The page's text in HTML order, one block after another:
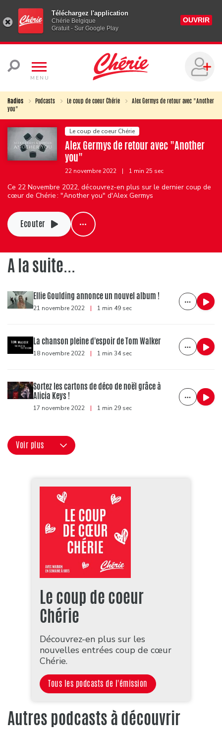
Téléchargez l'application
Chérie Belgique
Gratuit - Sur Google Play
OUVRIR
MENU
Radios Podcasts Le coup de coeur Chérie
Alex Germys de retour avec "Another
you"
Le coup de coeur Chérie
Alex Germys de retour avec "Another
you"
22 novembre 2022 | 1 min 25 sec
Ce 22 Novembre 2022, découvrez-en plus sur le dernier coup de
cœur de Chérie : "Another you" d'Alex Germys
Ecouter
A la suite...
Ellie Goulding annonce un nouvel album !
21 novembre 2022 | 1 min 49 sec
La chanson pleine d'espoir de Tom Walker
18 novembre 2022 | 1 min 34 sec
Sortez les cartons de déco de noël grâce à
Alicia Keys !
17 novembre 2022 | 1 min 29 sec
Voir plus
Le coup de coeur
Chérie
Découvrez-en plus sur les
nouvelles entrées coup de cœur
Chérie.
Tous les podcasts de l'émission
Autres podcasts à découvrir